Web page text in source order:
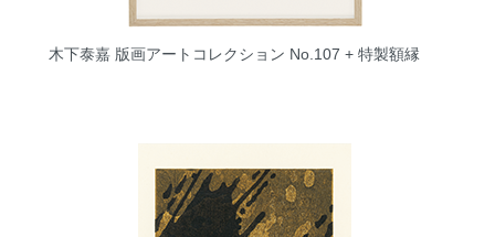
木下泰嘉 版画アートコレクション No.107 + 特製額縁